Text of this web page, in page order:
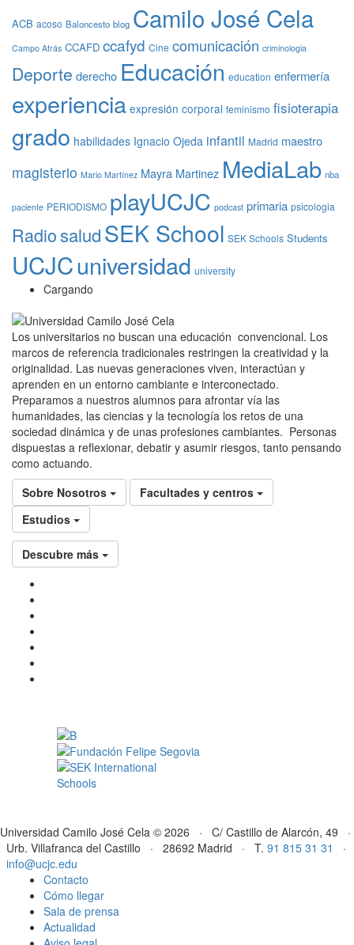
ACB acoso Baloncesto blog Camilo José Cela
Campo Atrás CCAFD ccafyd Cine comunicación criminologia
Deporte derecho Educación education enfermería
experiencia expresión corporal feminismo fisioterapia
grado habilidades Ignacio Ojeda infantil Madrid maestro
magisterio Mario Martínez Mayra Martinez MediaLab nba
paciente PERIODISMO playUCJC podcast primaria psicologia
RadiosaludSEK School SEK Schools Students
UCJCuniversidad university
Cargando
Los universitarios no buscan una educación convencional. Los
marcos de referencia tradicionales restringen la creatividad y la
originalidad. Las nuevas generaciones viven, interactúan y
aprenden en un entorno cambiante e interconectado.
Preparamos a nuestros alumnos para afrontar vía las
humanidades, las ciencias y la tecnología los retos de una
sociedad dinámica y de unas profesiones cambiantes. Personas
dispuestas a reflexionar, debatir y asumir riesgos, tanto pensando
como actuando.
Sobre Nosotros
Facultades y centros
Estudios
Descubre más
Universidad Camilo José Cela © 2026 · C/ Castillo de Alarcón, 49 ·
Urb. Villafranca del Castillo · 28692 Madrid · T. 91 815 31 31
·
info@ucjc.edu
Contacto
Cómo llegar
Sala de prensa
Actualidad